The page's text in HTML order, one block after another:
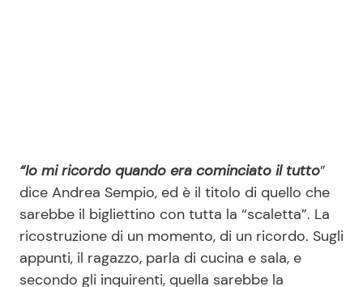
“Io mi ricordo quando era cominciato il tutto”
dice Andrea Sempio, ed è il titolo di quello che
sarebbe il bigliettino con tutta la “scaletta”. La
ricostruzione di un momento, di un ricordo. Sugli
appunti, il ragazzo, parla di cucina e sala, e
secondo gli inquirenti, quella sarebbe la